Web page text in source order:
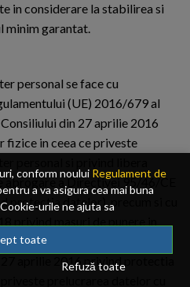
conform noului Regulament de
a va asigura cea mai buna
urile ne ajuta sa
oferindu-va dvs., cititorul, o
si mult mai rapida. Ele sunt
partenerii nostri de incredere.
politica de Cookie-uri.
toate
Refuză toate
in considerare la stabilirea si
minim garantat.
personal se face cu
(UE) 2016/679 al
din 27 aprilie 2016
in ceea ce priveste
abrogare a Directivei 95/46/CE
protectia datelor), precum si cu
2016/679 al Parlamentului
27 aprilie 2016 privind protectia